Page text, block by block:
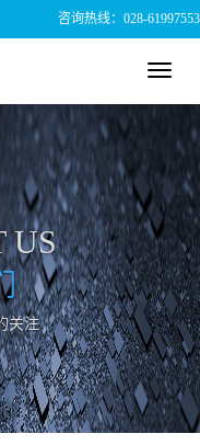
咨询热线：028-61997553
US
关注